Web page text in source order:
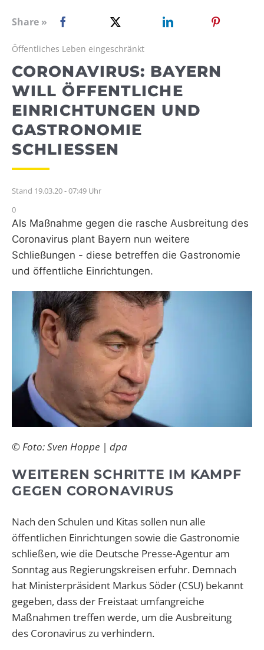
WEBRADIO
Share »
Öffentliches Leben eingeschränkt
CORONAVIRUS: BAYERN
WILL ÖFFENTLICHE
EINRICHTUNGEN UND
GASTRONOMIE
SCHLIESSEN
Stand 19.03.20 - 07:49 Uhr
0
Als Maßnahme gegen die rasche Ausbreitung des
Coronavirus plant Bayern nun weitere
Schließungen - diese betreffen die Gastronomie
und öffentliche Einrichtungen.
© Foto: Sven Hoppe | dpa
WEITEREN SCHRITTE IM KAMPF
GEGEN CORONAVIRUS
Nach den Schulen und Kitas sollen nun alle
öffentlichen Einrichtungen sowie die Gastronomie
schließen, wie die Deutsche Presse-Agentur am
Sonntag aus Regierungskreisen erfuhr. Demnach
hat Ministerpräsident Markus Söder (CSU) bekannt
gegeben, dass der Freistaat umfangreiche
Maßnahmen treffen werde, um die Ausbreitung
des Coronaviruszu verhindern.